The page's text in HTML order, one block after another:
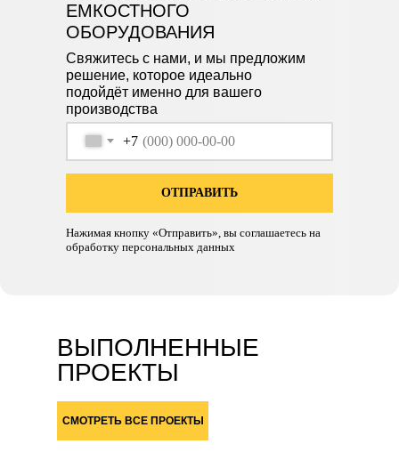
Свяжитесь с нами, и мы предложим
решение, которое идеально
подойдёт именно для вашего
производства
ЕМКОСТНОГО
ОБОРУДОВАНИЯ
+7
ОТПРАВИТЬ
Нажимая кнопку «Отправить», вы соглашаетесь на
обработку персональных данных
ВЫПОЛНЕННЫЕ
ПРОЕКТЫ
СМОТРЕТЬ ВСЕ ПРОЕКТЫ